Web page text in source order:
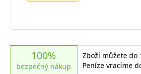
100%
bezpečný nákup
Zboží můžete do
Peníze vracíme